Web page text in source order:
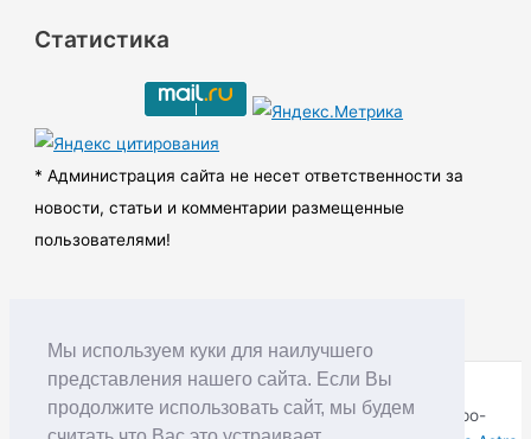
Мы используем куки для наилучшего
представления нашего сайта. Если Вы
продолжите использовать сайт, мы будем
х
ы
Статистика
* Администрация сайта не несет ответственности за
новости, статьи и комментарии размещенные
пользователями!
Copyright © RUDNIK.MOBI 28.06.2008 - 2026 | Северо-